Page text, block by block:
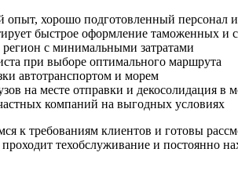
опыт, хорошо подготовленный персонал
быстрое оформление таможенных и
с минимальными затратами
при выборе оптимального маршрута
автотранспортом и морем
на месте отправки и декосолидация в
компаний на выгодных условиях
к требованиям клиентов и готовы
техобслуживание и постоянно